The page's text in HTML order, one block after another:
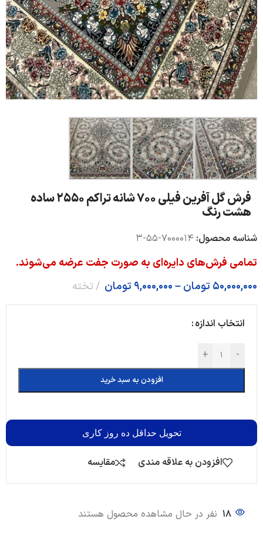
فرش گل آفرین فیلی 700 شانه تراکم 2550 ساده
هشت رنگ
شناسه محصول: 7000014-55-3
تمامی فرش‌های دایره‌ای به صورت جفت عرضه می‌شوند.
50,000,000 تومان–
9,000,000 تومان تخته
انتخاب اندازه
-
+
افزودن به سبد خرید
تحویل حداقل ده روز کاری
افزودن به علاقه مندی مقایسه
18 نفر در حال مشاهده محصول هستند